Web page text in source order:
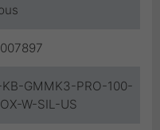
KB-GMMK3-PRO-100-
W-SIL-US